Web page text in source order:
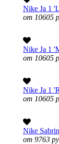
Nike Ja 1
от 10605
Nike Ja 1
от 10605
Nike Ja 1
от 10605
Nike
от 9763